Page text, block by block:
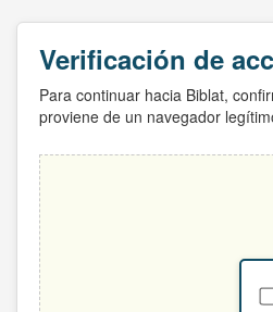
Verificación de
Para continuar hacia Biblat,
proviene de un navegador